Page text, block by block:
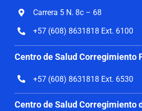
Carrera 5 N. 8c – 68
+57 (608) 8631818 Ext. 6100
Centro de Salud Corregimiento
+57 (608) 8631818 Ext. 6530
Centro de Salud Corregimiento